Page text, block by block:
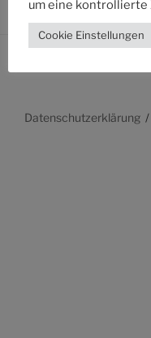
Datenschutzerklärung
um eine kontrollierte
Cookie Einstellungen